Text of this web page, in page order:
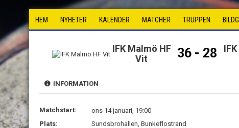
HEM NYHETER KALENDER MATCHER TRUPPEN
IFK Malmö HF
Vit
36 - 28
INFORMATION
Matchstart:
ons 14 januari, 19:00
Plats:
Sundsbrohallen, Bunkeflostrand